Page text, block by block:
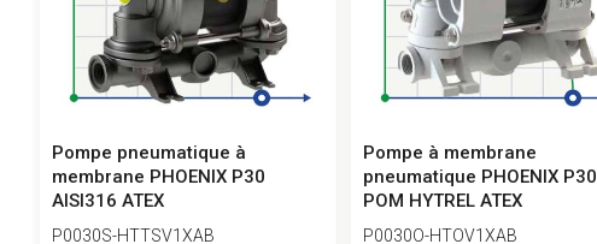
Pompe pneumatique à
membrane PHOENIX P30
AISI316 ATEX
P0030S-HTTSV1XAB
Pompe à membrane
pneumatique PHOENIX P30
POM HYTREL ATEX
P0030O-HTOV1XAB